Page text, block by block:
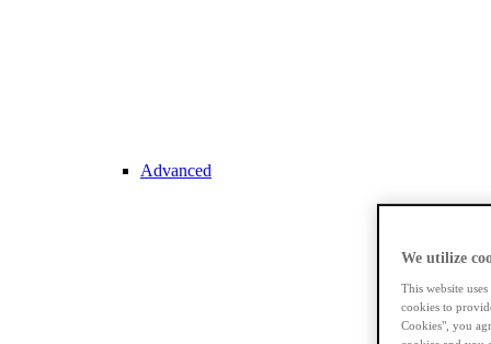
Advanced
We utilize
This website
cookies to
Cookies", you